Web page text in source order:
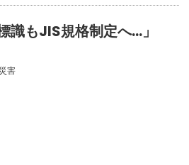
もJIS規格制定へ…」
災害